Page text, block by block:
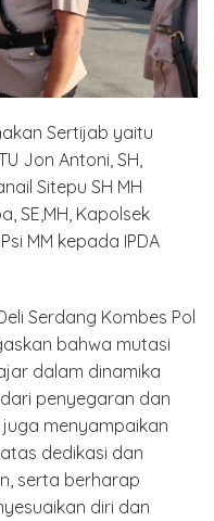
Sertijab yaitu
Jon Antoni, SH,
Sitepu SH MH
SE,MH, Kapolsek
MM kepada IPDA
Serdang Kombes Pol
bahwa mutasi
dalam dinamika
penyegaran dan
menyampaikan
dedikasi dan
serta berharap
diri dan